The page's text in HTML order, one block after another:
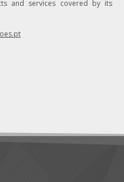
and services covered by its